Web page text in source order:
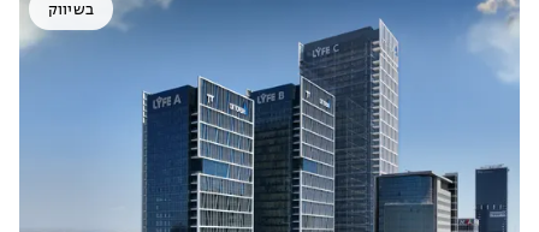
בשיווק